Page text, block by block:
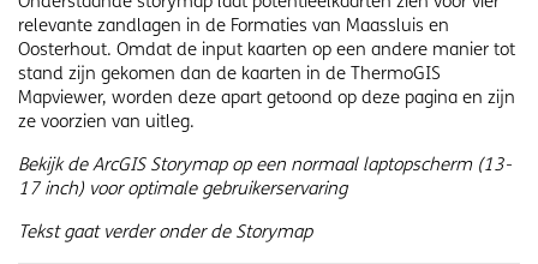
relevante zandlagen in de Formaties van Maassluis en
Oosterhout. Omdat de input kaarten op een andere manier tot
stand zijn gekomen dan de kaarten in de ThermoGIS
Mapviewer, worden deze apart getoond op deze pagina en zijn
ze voorzien van uitleg.
Bekijk de ArcGIS Storymap op een normaal laptopscherm (13-
17 inch) voor optimale gebruikerservaring
Tekst gaat verder onder de Storymap